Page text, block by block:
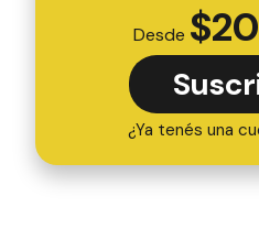
Desde $
¿Ya tenés una